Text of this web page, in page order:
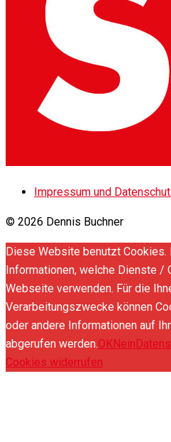
Impressum und
© 2026 Dennis Buchner
Diese Website benutzt Cookies.
Informationen, welche Dienste
Webseite verwenden. Für die
Verarbeitungszwecke können
oder andere Informationen auf
abgerufen werden.OKNein
Cookies widerrufen